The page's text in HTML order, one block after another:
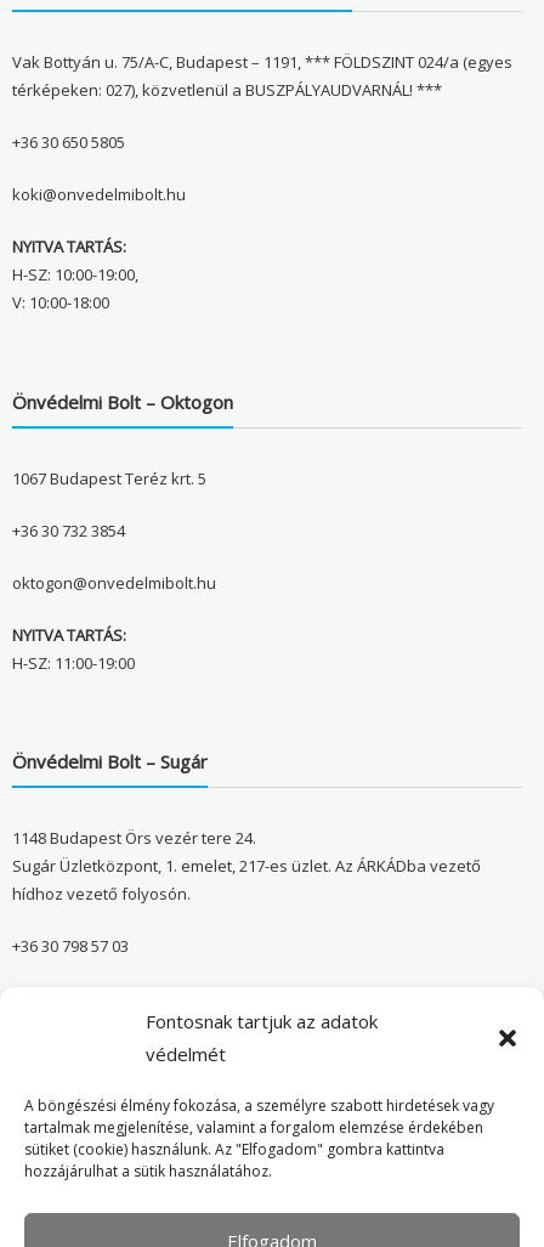
Fontosnak tartjuk az adatok
védelmét
A böngészési élmény fokozása, a személyre szabott hirdetések vagy
tartalmak megjelenítése, valamint a forgalom elemzése érdekében
sütiket (cookie) használunk. Az "Elfogadom" gombra kattintva
hozzájárulhat a sütik használatához.
Elfogadom
Vak Bottyán u. 75/A-C, Budapest – 1191, *** FÖLDSZINT 024/a (egyes
térképeken: 027), közvetlenül a BUSZPÁLYAUDVARNÁL! ***
+36 30 650 5805
koki@onvedelmibolt.hu
NYITVA TARTÁS:
H-SZ: 10:00-19:00,
V: 10:00-18:00
Önvédelmi Bolt – Oktogon
1067 Budapest Teréz krt. 5
+36 30 732 3854
oktogon@onvedelmibolt.hu
NYITVA TARTÁS:
H-SZ: 11:00-19:00
Önvédelmi Bolt – Sugár
1148 Budapest Örs vezér tere 24.
Sugár Üzletközpont, 1. emelet, 217-es üzlet. Az ÁRKÁDba vezető
hídhoz vezető folyosón.
+36 30 798 57 03
Önvédelmi Bolt – Főoldal
Adatvédelmi tájékoztató